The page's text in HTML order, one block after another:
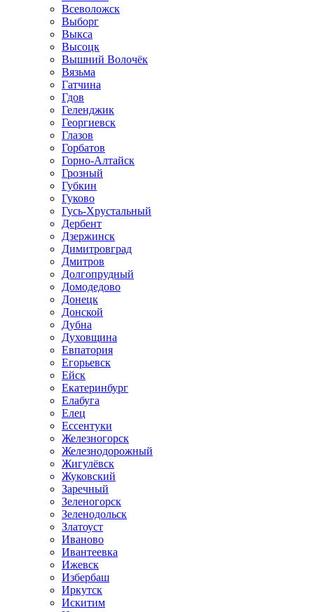
Всеволожск
Выборг
Выкса
Высоцк
Вышний Волочёк
Вязьма
Гатчина
Гдов
Геленджик
Георгиевск
Глазов
Горбатов
Горно-Алтайск
Грозный
Губкин
Гуково
Гусь-Хрустальный
Дербент
Дзержинск
Димитровград
Дмитров
Долгопрудный
Домодедово
Донецк
Донской
Дубна
Духовщина
Евпатория
Егорьевск
Ейск
Екатеринбург
Елабуга
Елец
Ессентуки
Железногорск
Железнодорожный
Жигулёвск
Жуковский
Заречный
Зеленогорск
Зеленодольск
Златоуст
Иваново
Ивантеевка
Ижевск
Избербаш
Иркутск
Искитим